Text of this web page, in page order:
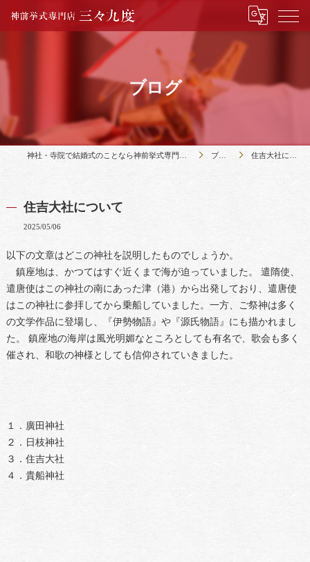
ブログ
ブログ 住吉大社について
住吉大社について
2025/05/06
以下の文章はどこの神社を説明したものでしょうか。
鎮座地は、かつてはすぐ近くまで海が迫っていました。 遣隋使、
遣唐使はこの神社の南にあった津（港）から出発しており、遣唐使
はこの神社に参拝してから乗船していました。一方、ご祭神は多く
の文学作品に登場し、『伊勢物語』や『源氏物語』にも描かれまし
た。 鎮座地の海岸は風光明媚なところとしても有名で、歌会も多く
催され、和歌の神様としても信仰されていきました。
１．廣田神社
２．日枝神社
３．住吉大社
４．貴船神社